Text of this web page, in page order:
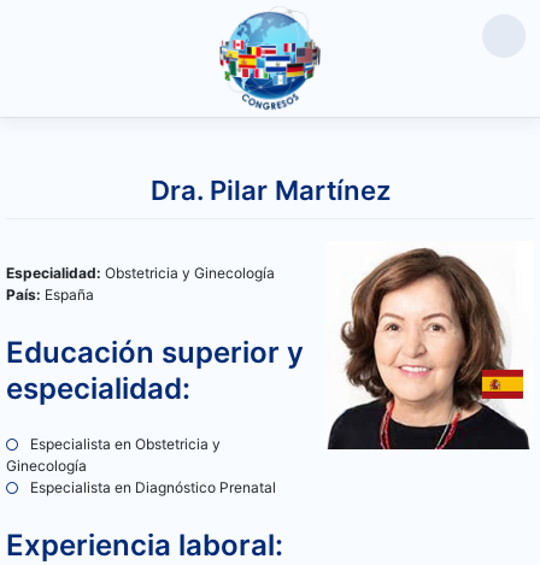
Dra. Pilar Martínez
Especialidad: Obstetricia y Ginecología
País: España
Educación superior y
especialidad:
Especialista en Obstetricia y
Ginecología
Especialista en Diagnóstico Prenatal
Experiencia laboral: